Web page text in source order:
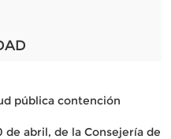
pública contención
de abril, de la Consejería de